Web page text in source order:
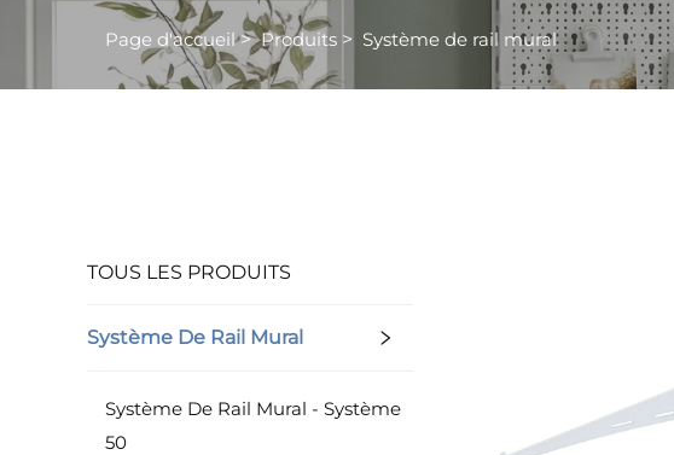
Page d'accueil>Produits > Système de rail mural
TOUS LES PRODUITS
Système De Rail Mural
Système De Rail Mural - Système
50